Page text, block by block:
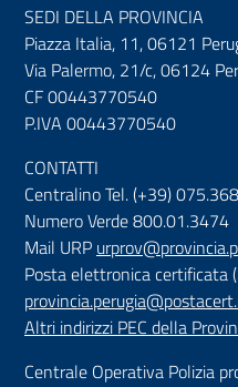
SEDI DELLA PROVINCIA
Piazza Italia, 11, 06121
Via Palermo, 21/c, 06124
CF 00443770540
P.IVA 00443770540
CONTATTI
Centralino Tel. (+39)
Numero Verde 800.01.3474
Mail URP
Posta elettronica certificata
Altri indirizzi PEC della
Centrale Operativa Polizia